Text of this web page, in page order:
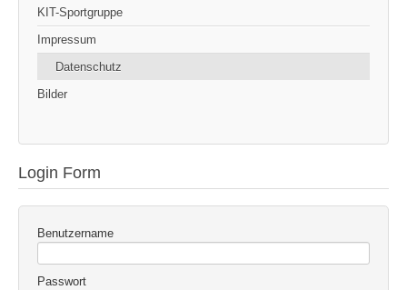
KIT-Sportgruppe
Impressum
Datenschutz
Bilder
Login Form
Benutzername
Passwort